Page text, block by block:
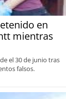
en
mientras
el 30 de junio tras
falsos.